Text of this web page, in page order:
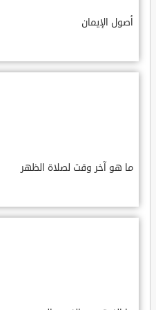
أصول الإيمان
ما هو آخر وقت لصلاة الظهر